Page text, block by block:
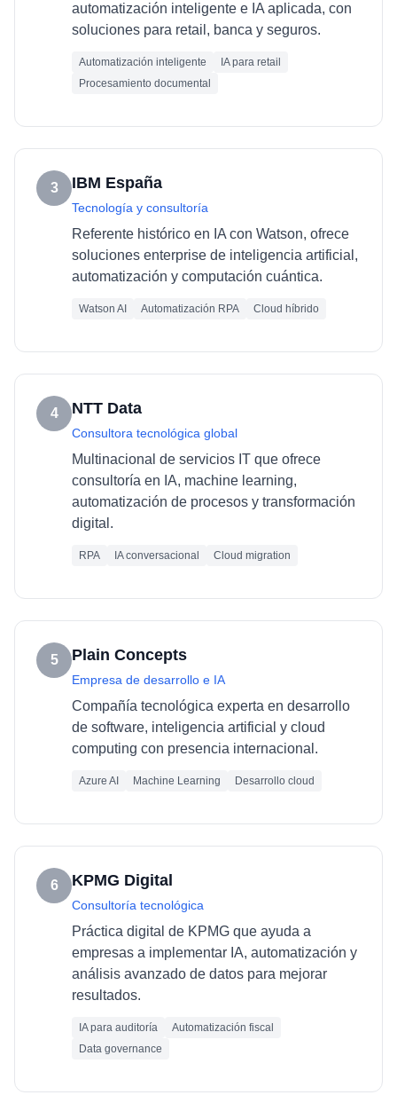
automatización inteligente e IA aplicada, con
soluciones para retail, banca y seguros.
Automatización inteligente
IA para retail
Procesamiento documental
3 IBM España
Tecnología y consultoría
Referente histórico en IA con Watson, ofrece
soluciones enterprise de inteligencia artificial,
automatización y computación cuántica.
Watson AI Automatización RPA Cloud híbrido
4 NTT Data
Consultora tecnológica global
Multinacional de servicios IT que ofrece
consultoría en IA, machine learning,
automatización de procesos y transformación
digital.
RPA IA conversacional Cloud migration
5 Plain Concepts
Empresa de desarrollo e IA
Compañía tecnológica experta en desarrollo
de software, inteligencia artificial y cloud
computing con presencia internacional.
Azure AI Machine Learning Desarrollo cloud
6 KPMG Digital
Consultoría tecnológica
Práctica digital de KPMG que ayuda a
empresas a implementar IA, automatización y
análisis avanzado de datos para mejorar
resultados.
IA para auditoría
Automatización fiscal
Data governance